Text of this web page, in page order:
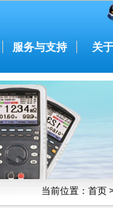
服务与支持 关
当前位置：首页